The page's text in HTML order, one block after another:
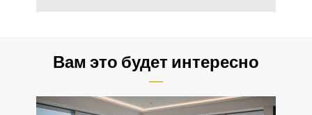
Вам это будет интересно